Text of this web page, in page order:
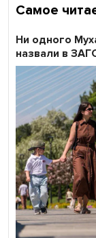
Самое
Ни одного
назвали в